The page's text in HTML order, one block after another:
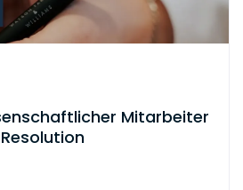
Mitarbeiter